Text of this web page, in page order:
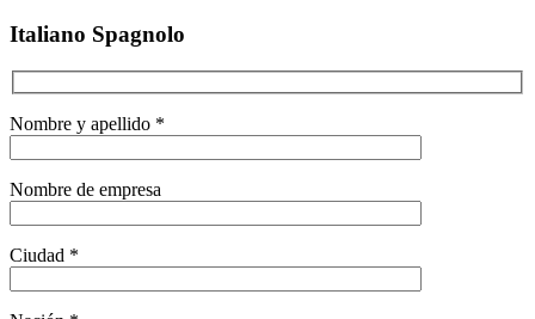
Italiano Spagnolo
Nombre y apellido *
Nombre de empresa
Ciudad *